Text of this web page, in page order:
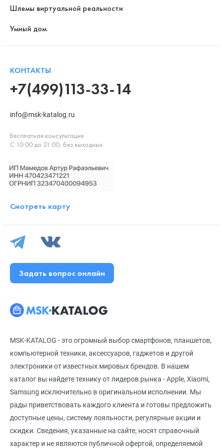
MSK-KATALOG - это огромный выбор смартфонов, планшетов,
компьютерной техники, аксессуаров, гаджетов и другой
электроники от известных мировых брендов. В нашем
каталог вы найдете технику от лидеров рынка - Apple, Xiaomi,
Samsung исключительно в оригинальном исполнении. Мы
рады приветствовать каждого клиента и готовы предложить
доступные цены, систему лояльности, регулярные акции и
скидки. Сведения, указанные на сайте, носят справочный
характер и не являются публичной офертой, определяемой
Шлемы виртуальной реальности
Умный дом
КОНТАКТЫ
+7(499)113-33-14
info@msk-katalog.ru
Бесплатная консультация
С 10:00 до 21:00, без выходных
Смотреть карту
Задать вопрос онлайн